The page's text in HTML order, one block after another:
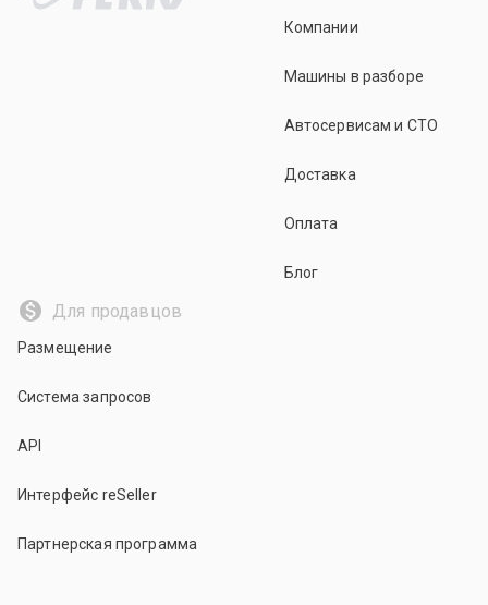
Компании
Машины в разборе
Автосервисам и СТО
Доставка
Оплата
Блог
Для продавцов
Размещение
Система запросов
API
Интерфейс reSeller
Партнерская программа